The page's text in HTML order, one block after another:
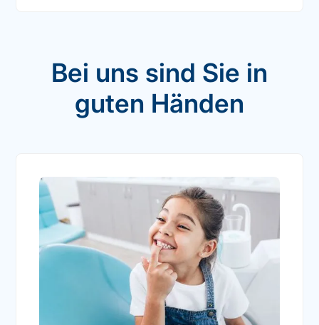
Bei uns sind Sie in
guten Händen